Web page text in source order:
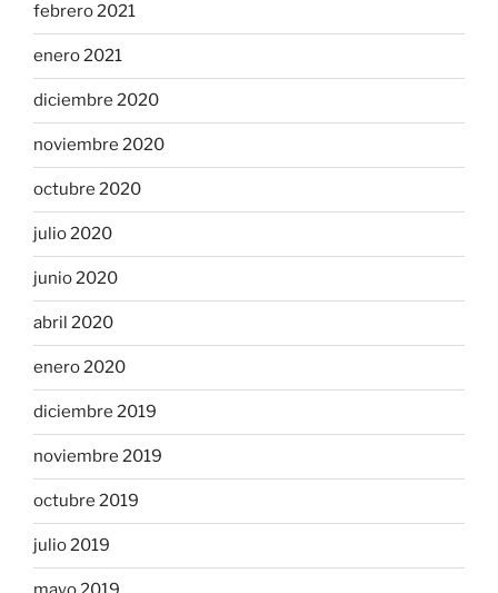
febrero 2021
enero 2021
diciembre 2020
noviembre 2020
octubre 2020
julio 2020
junio 2020
abril 2020
enero 2020
diciembre 2019
noviembre 2019
octubre 2019
julio 2019